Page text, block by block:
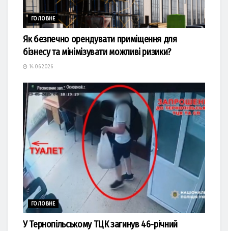
ГОЛОВНЕ
Як безпечно орендувати приміщення для
бізнесу та мінімізувати можливі ризики?
14.06.2026
ГОЛОВНЕ
У Тернопільському ТЦК загинув 46-річний